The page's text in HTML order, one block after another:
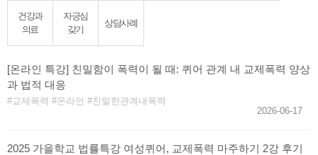
건강과
의료
자긍심
갖기
상담사례
[온라인 특강] 친밀함이 폭력이 될 때: 퀴어 관계 내 교제폭력 양상
과 법적 대응
교제폭력 온라인
친밀한관계내폭력
2026-06-17
2025 가을학교 법률특강 여성퀴어, 교제폭력 마주하기 2강 후기